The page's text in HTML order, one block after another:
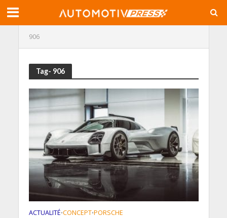
906
Tag- 906
ACTUALITÉ•CONCEPT•PORSCHE